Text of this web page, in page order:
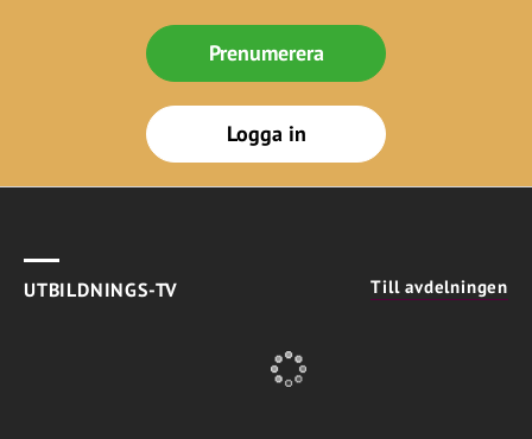
Prenumerera
Logga in
UTBILDNINGS-TV Till avdelningen